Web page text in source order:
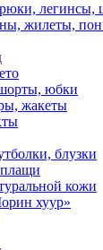
легинсы,
жилеты,
юбки
жакеты
блузки
кожи
хуур»